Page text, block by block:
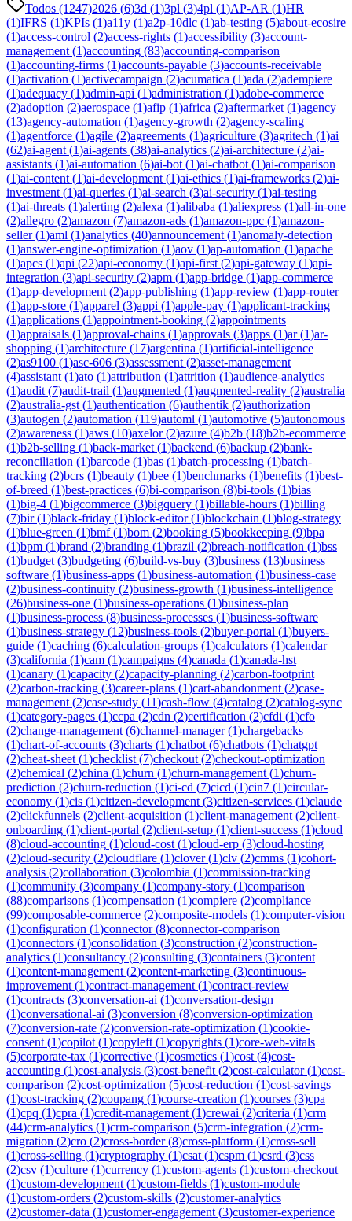
Todos (1247)2026 (6)3d (1)3pl (3)4pl (1)AP-AR (1)HR
(1)IFRS (1)KPIs (1)a11y (1)a2p-10dlc (1)ab-testing (5)about-ecosire
(1)access-control (2)access-rights (1)accessibility (3)account-
management (1)accounting (83)accounting-comparison
(1)accounting-firms (1)accounts-payable (3)accounts-receivable
(1)activation (1)activecampaign (2)acumatica (1)ada (2)adempiere
(1)adequacy (1)admin-api (1)administration (1)adobe-commerce
(2)adoption (2)aerospace (1)afip (1)africa (2)aftermarket (1)agency
(13)agency-automation (1)agency-growth (2)agency-scaling
(1)agentforce (1)agile (2)agreements (1)agriculture (3)agritech (1)ai
(62)ai-agent (1)ai-agents (38)ai-analytics (2)ai-architecture (2)ai-
assistants (1)ai-automation (6)ai-bot (1)ai-chatbot (1)ai-comparison
(1)ai-content (1)ai-development (1)ai-ethics (1)ai-frameworks (2)ai-
investment (1)ai-queries (1)ai-search (3)ai-security (1)ai-testing
(1)ai-threats (1)alerting (2)alexa (1)alibaba (1)aliexpress (1)all-in-one
(2)allegro (2)amazon (7)amazon-ads (1)amazon-ppc (1)amazon-
seller(1)aml (1)analytics (40)announcement (1)anomaly-detection
(1)answer-engine-optimization (1)aov (1)ap-automation (1)apache
(1)apcs (1)api (22)api-economy (1)api-first (2)api-gateway (1)api-
integration (3)api-security (2)apm (1)app-bridge (1)app-commerce
(1)app-development (2)app-publishing (1)app-review (1)app-router
(1)app-store (1)apparel (3)appi (1)apple-pay (1)applicant-tracking
(1)applications (1)appointment-booking (2)appointments
(1)appraisals (1)approval-chains (1)approvals (3)apps (1)ar(1)ar-
shopping (1)architecture (17)argentina (1)artificial-intelligence
(2)as9100 (1)asc-606 (3)assessment (2)asset-management
(4)assistant (1)ato (1)attribution (1)attrition (1)audience-analytics
(1)audit (7)audit-trail (1)augmented (1)augmented-reality (2)australia
(2)australia-gst (1)authentication (6)authentik (2)authorization
(3)autogen (2)automation (119)automl (1)automotive (5)autonomous
(2)awareness (1)aws (10)axelor(2)azure (4)b2b (18)b2b-ecommerce
(1)b2b-selling (1)back-market (1)backend (6)backup (2)bank-
reconciliation (1)barcode (1)bas (1)batch-processing (1)batch-
tracking (2)bcrs (1)beauty (1)bee (1)benchmarks (1)benefits (1)best-
of-breed (1)best-practices (6)bi-comparison (8)bi-tools (1)bias
(1)big-4 (1)bigcommerce (3)bigquery (1)billable-hours (1)billing
(7)bir(1)black-friday (1)block-editor(1)blockchain (1)blog-strategy
(1)blue-green (1)bmf(1)bom (2)booking (5)bookkeeping (9)bpa
(1)bpm (1)brand (2)branding (1)brazil (2)breach-notification (1)bss
(1)budget (3)budgeting (6)build-vs-buy (3)business (13)business
software (1)business-apps (1)business-automation (1)business-case
(2)business-continuity (2)business-growth (1)business-intelligence
(26)business-one (1)business-operations (1)business-plan
(1)business-process (8)business-processes (1)business-software
(1)business-strategy (12)business-tools (2)buyer-portal (1)buyers-
guide (1)caching (6)calculation-groups (1)calculators (1)calendar
(3)california (1)cam (1)campaigns (4)canada (1)canada-hst
(1)canary (1)capacity (2)capacity-planning (2)carbon-footprint
(2)carbon-tracking (3)career-plans (1)cart-abandonment (2)case-
management (2)case-study (11)cash-flow (4)catalog (2)catalog-sync
(1)category-pages (1)ccpa (2)cdn (2)certification (2)cfdi (1)cfo
(2)change-management (6)channel-manager(1)chargebacks
(1)chart-of-accounts (3)charts (1)chatbot (6)chatbots (1)chatgpt
(2)cheat-sheet (1)checklist (7)checkout (2)checkout-optimization
(2)chemical (2)china (1)churn (1)churn-management (1)churn-
prediction (2)churn-reduction (1)ci-cd (7)cicd (1)cin7 (1)circular-
economy (1)cis (1)citizen-development (3)citizen-services (1)claude
(2)clickfunnels (2)client-acquisition (1)client-management (2)client-
onboarding (1)client-portal (2)client-setup (1)client-success (1)cloud
(8)cloud-accounting (1)cloud-cost (1)cloud-erp (3)cloud-hosting
(2)cloud-security (2)cloudflare (1)clover(1)clv (2)cmms (1)cohort-
analysis (2)collaboration (3)colombia (1)commission-tracking
(1)community (3)company (1)company-story (1)comparison
(88)comparisons (1)compensation (1)compiere (2)compliance
(99)composable-commerce (2)composite-models (1)computer-vision
(1)configuration (1)connector(8)connector-comparison
(1)connectors (1)consolidation (3)construction (2)construction-
analytics (1)consultancy (2)consulting (3)containers (3)content
(1)content-management (2)content-marketing (3)continuous-
improvement (1)contract-management (1)contract-review
(1)contracts (3)conversation-ai (1)conversation-design
(1)conversational-ai (3)conversion (8)conversion-optimization
(7)conversion-rate (2)conversion-rate-optimization (1)cookie-
consent (1)copilot (1)copyleft (1)copyrights (1)core-web-vitals
(5)corporate-tax (1)corrective (1)cosmetics (1)cost (4)cost-
accounting (1)cost-analysis (3)cost-benefit (2)cost-calculator(1)cost-
comparison (2)cost-optimization (5)cost-reduction (1)cost-savings
(1)cost-tracking (2)coupang (1)course-creation (1)courses (3)cpa
(1)cpq (1)cpra (1)credit-management (1)crewai (2)criteria (1)crm
(44)crm-analytics (1)crm-comparison (5)crm-integration (2)crm-
migration (2)cro (2)cross-border(8)cross-platform (1)cross-sell
(1)cross-selling (1)cryptography (1)csat (1)cspm (1)csrd (3)css
(2)csv (1)culture (1)currency (1)custom-agents (1)custom-checkout
(1)custom-development (1)custom-fields (1)custom-module
(1)custom-orders (2)custom-skills (2)customer-analytics
(2)customer-data (1)customer-engagement (3)customer-experience